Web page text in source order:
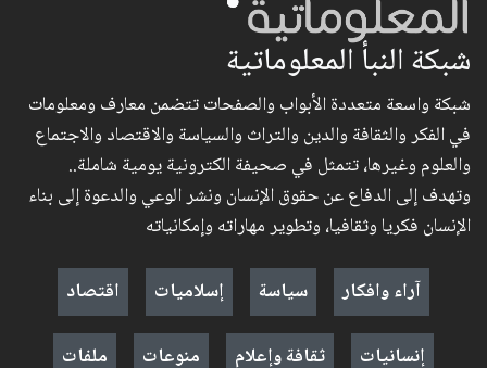
شبكة النبأ المعلوماتية
شبكة واسعة متعددة الأبواب والصفحات تتضمن معارف ومعلومات
في الفكر والثقافة والدين والتراث والسياسة والاقتصاد والاجتماع
والعلوم وغيرها، تتمثل في صحيفة الكترونية يومية شاملة..
وتهدف إلى الدفاع عن حقوق الإنسان ونشر الوعي والدعوة إلى بناء
الإنسان فكريا وثقافيا، وتطوير مهاراته وإمكانياته
آراء وافكار
سياسة إسلاميات
اقتصاد
إنسانيات
ثقافة وإعلام منوعات ملفات